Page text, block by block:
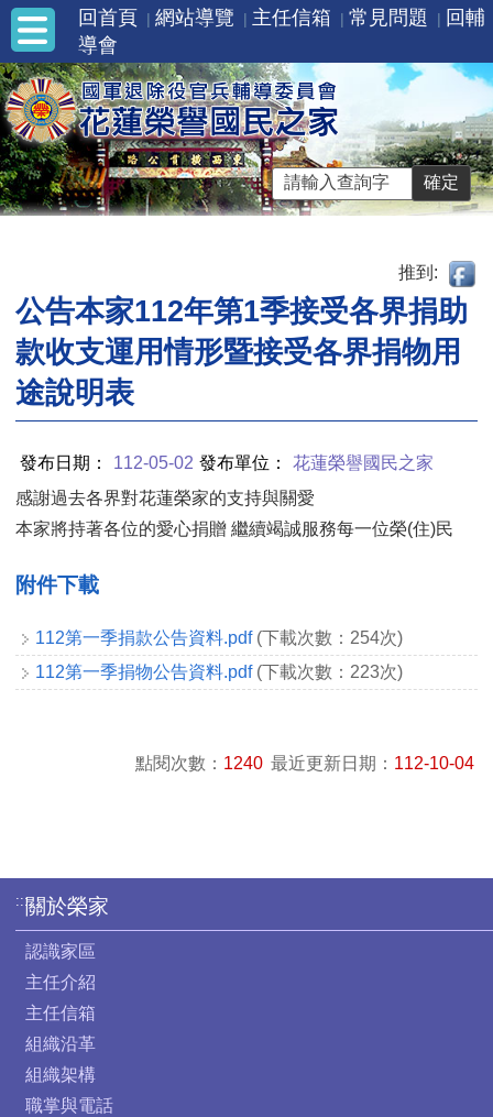
回首頁 網站導覽 主任信箱 常見問題
回輔
導會
推到:
公告本家112年第1季接受各界捐助
款收支運用情形暨接受各界捐物用
途說明表
發布日期： 112-05-02 發布單位：
花蓮榮譽國民之家
感謝過去各界對花蓮榮家的支持與關愛
本家將持著各位的愛心捐贈 繼續竭誠服務每一位榮(住)民
附件下載
112第一季捐款公告資料.pdf(下載次數：254次)
112第一季捐物公告資料.pdf(下載次數：223次)
點閱次數： 1240 最近更新日期： 112-10-04
:::關於榮家
認識家區
主任介紹
主任信箱
組織沿革
組織架構
職掌與電話